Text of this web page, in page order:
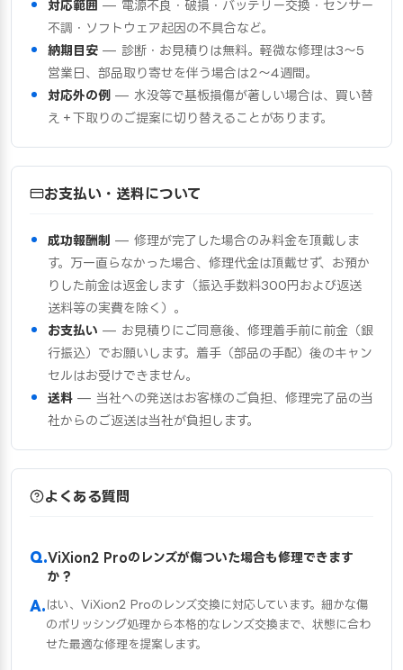
対応範囲 — 電源不良・破損・バッテリー交換・センサー
不調・ソフトウェア起因の不具合など。
納期目安 — 診断・お見積りは無料。軽微な修理は3〜5
営業日、部品取り寄せを伴う場合は2〜4週間。
対応外の例 — 水没等で基板損傷が著しい場合は、買い替
え＋下取りのご提案に切り替えることがあります。
お支払い・送料について
成功報酬制 — 修理が完了した場合のみ料金を頂戴しま
す。万一直らなかった場合、修理代金は頂戴せず、お預か
りした前金は返金します（振込手数料300円および返送
送料等の実費を除く）。
お支払い — お見積りにご同意後、修理着手前に前金（銀
行振込）でお願いします。着手（部品の手配）後のキャン
セルはお受けできません。
送料 — 当社への発送はお客様のご負担、修理完了品の当
社からのご返送は当社が負担します。
よくある質問
ViXion2 Proのレンズが傷ついた場合も修理できます
か？
はい、ViXion2 Proのレンズ交換に対応しています。細かな傷
のポリッシング処理から本格的なレンズ交換まで、状態に合わ
せた最適な修理を提案します。